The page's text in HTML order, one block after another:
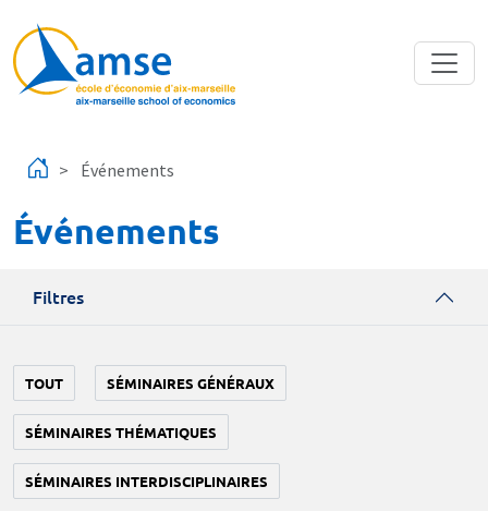
Événements
Événements
Filtres
TOUT SÉMINAIRES GÉNÉRAUX
SÉMINAIRES THÉMATIQUES
SÉMINAIRES INTERDISCIPLINAIRES